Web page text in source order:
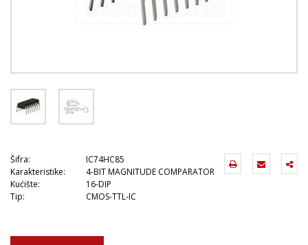
Šifra:
IC74HC85
Karakteristike:
4-BIT MAGNITUDE COMPARATOR
Kućište:
16-DIP
Tip:
CMOS-TTL-IC